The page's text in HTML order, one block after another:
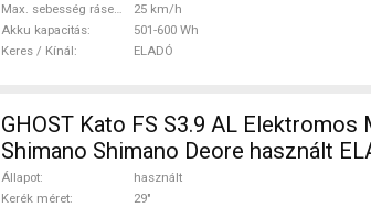
Max. sebesség rásegítéssel
25 km/h
Akku kapacitás
501-600 Wh
Keres / Kínál
ELADÓ
GHOST Kato FS S3.9 AL
Shimano Shimano Deore használt
Állapot
használt
Kerék méret
29"